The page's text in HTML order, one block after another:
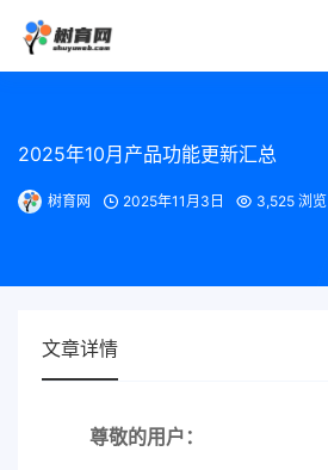
2025年10月产品功能更新汇总
树育网 2025年11月3日 3,525 浏览
文章详情
尊敬的用户：